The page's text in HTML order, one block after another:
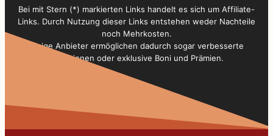
Bei mit Stern (*) markierten Links handelt es sich um Affiliate-
Links. Durch Nutzung dieser Links entstehen weder Nachteile
noch Mehrkosten.
Einige Anbieter ermöglichen dadurch sogar verbesserte
Konditionen oder exklusive Boni und Prämien.